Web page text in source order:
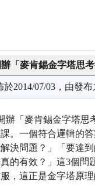
「麥肯錫金字塔思考
於2014/07/03，由發
辦「麥肯錫金字塔
。一個符合邏輯的
決問題？」「要達
的有效？」這3個問
，這正是金字塔原理